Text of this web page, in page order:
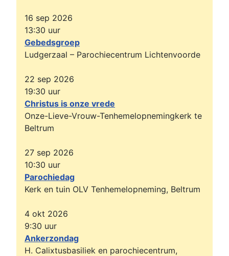
16 sep 2026
13:30 uur
Gebedsgroep
Ludgerzaal – Parochiecentrum Lichtenvoorde
22 sep 2026
19:30 uur
Christus is onze vrede
Onze-Lieve-Vrouw-Tenhemelopnemingkerk te
Beltrum
27 sep 2026
10:30 uur
Parochiedag
Kerk en tuin OLV Tenhemelopneming, Beltrum
4 okt 2026
9:30 uur
Ankerzondag
H. Calixtusbasiliek en parochiecentrum,